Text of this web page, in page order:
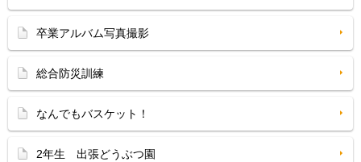
卒業アルバム写真撮影
総合防災訓練
なんでもバスケット！
2年生 出張どうぶつ園